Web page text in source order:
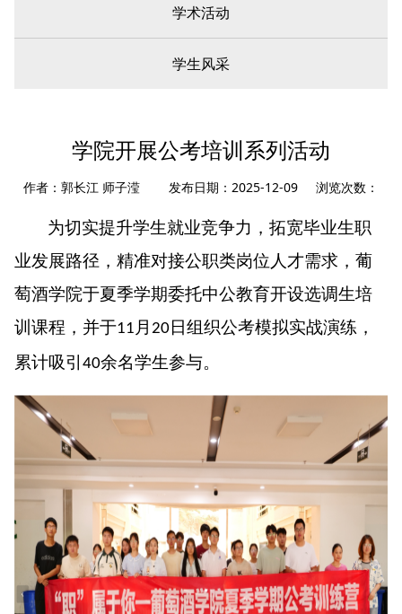
学术活动
学生风采
学院开展公考培训系列活动
作者：郭长江 师子滢 发布日期：2025-12-09 浏览次数：
为切实提升学生就业竞争力，拓宽毕业生职
业发展路径，精准对接公职类岗位人才需求，葡
萄酒学院于夏季学期委托中公教育开设选调生培
训课程，并于11 月 20 日组织公考模拟实战演练，
累计吸引 40余名学生参与。